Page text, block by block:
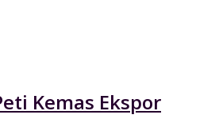
Kemas Ekspor